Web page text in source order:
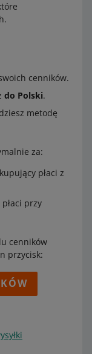
cenników.
do Polski.
metodę
za:
płaci z
przy
cenników
przycisk: